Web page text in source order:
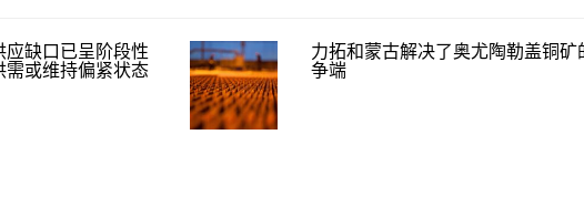
缺口已呈阶段性
或维持偏紧状态
力拓和蒙古解决了奥尤陶勒盖铜矿
争端